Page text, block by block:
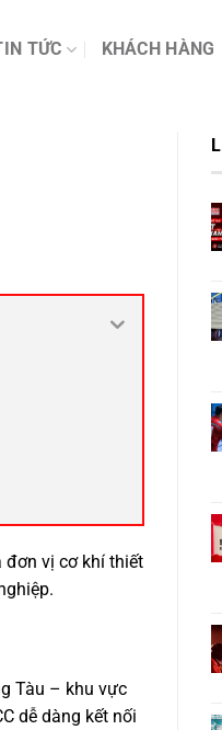
TỨC KHÁCH HÀNG
đơn vị cơ khí thiết
Tàu – khu vực
dễ dàng kết nối